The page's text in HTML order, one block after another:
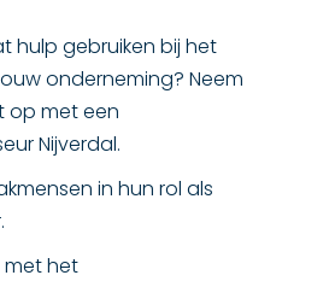
hulp gebruiken bij het
onderneming? Neem
met een
Nijverdal.
in hun rol als
met het